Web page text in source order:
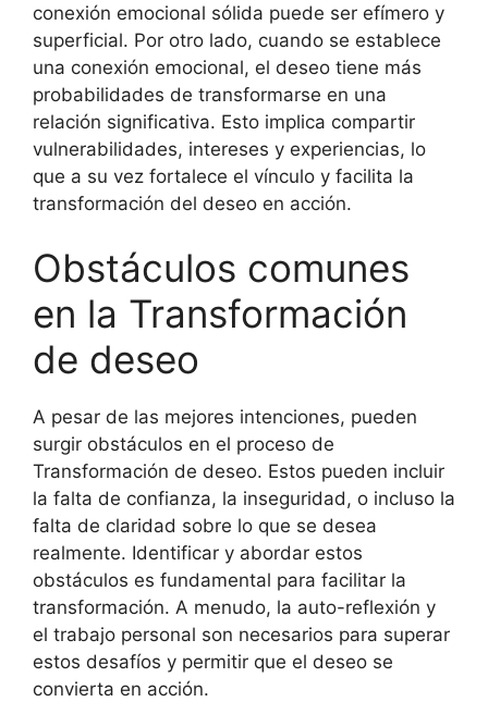
conexión emocional sólida puede ser efímero y
superficial. Por otro lado, cuando se establece
una conexión emocional, el deseo tiene más
probabilidades de transformarse en una
relación significativa. Esto implica compartir
vulnerabilidades, intereses y experiencias, lo
que a su vez fortalece el vínculo y facilita la
transformación del deseo en acción.
Obstáculos comunes
en la Transformación
de deseo
A pesar de las mejores intenciones, pueden
surgir obstáculos en el proceso de
Transformación de deseo. Estos pueden incluir
la falta de confianza, la inseguridad, o incluso la
falta de claridad sobre lo que se desea
realmente. Identificar y abordar estos
obstáculos es fundamental para facilitar la
transformación. A menudo, la auto-reflexión y
el trabajo personal son necesarios para superar
estos desafíos y permitir que el deseo se
convierta en acción.